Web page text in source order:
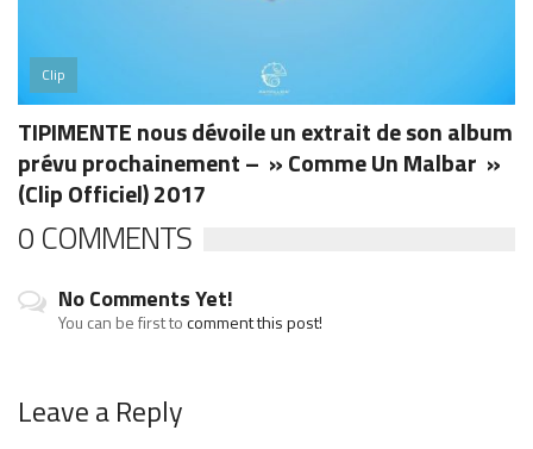
Clip
TIPIMENTE nous dévoile un extrait de son album
prévu prochainement – » Comme Un Malbar »
(Clip Officiel) 2017
0 COMMENTS
No Comments Yet!
You can be first tocomment this post!
Leave a Reply